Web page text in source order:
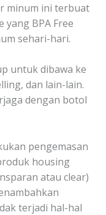
minum ini terbuat
yang BPA Free
sehari-hari.
untuk dibawa ke
dan lain-lain.
dengan botol
pengemasan
housing
atau clear)
terjadi hal-hal